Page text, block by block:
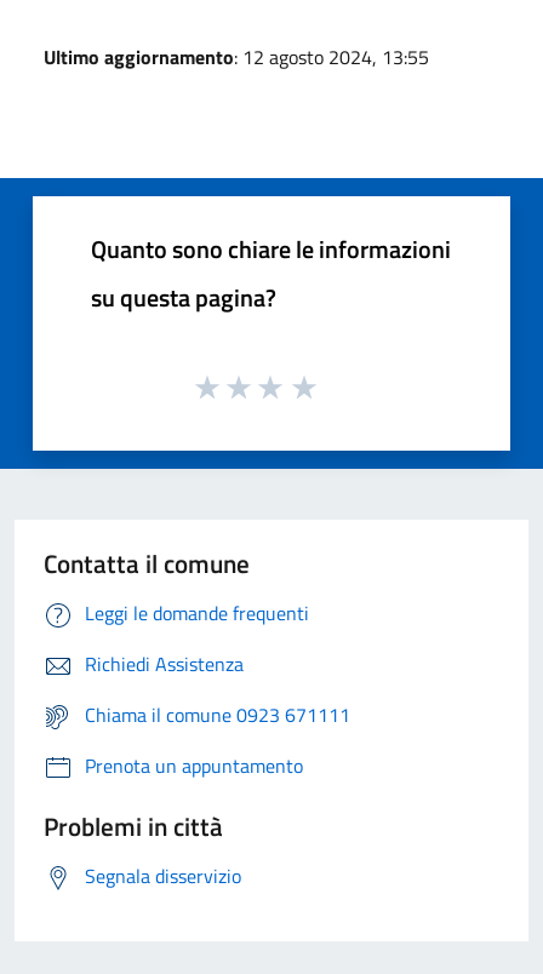
Ultimo aggiornamento: 12 agosto 2024, 13:55
Quanto sono chiare le informazioni
su questa pagina?
Contatta il comune
Leggi le domande frequenti
Richiedi Assistenza
Chiama il comune 0923 671111
Prenota un appuntamento
Problemi in città
Segnala disservizio